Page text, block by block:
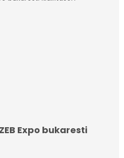
Expo bukaresti